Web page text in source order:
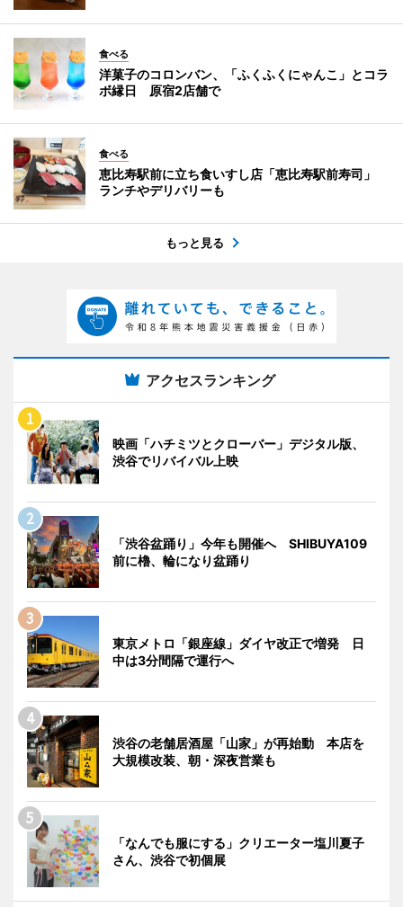
食べる
洋菓子のコロンバン、「ふくふくにゃんこ」とコラ
ボ縁日 原宿2店舗で
食べる
恵比寿駅前に立ち食いすし店「恵比寿駅前寿司」
ランチやデリバリーも
もっと見る
アクセスランキング
映画「ハチミツとクローバー」デジタル版、
渋谷でリバイバル上映
「渋谷盆踊り」今年も開催へ SHIBUYA109
前に櫓、輪になり盆踊り
東京メトロ「銀座線」ダイヤ改正で増発 日
中は3分間隔で運行へ
渋谷の老舗居酒屋「山家」が再始動 本店を
大規模改装、朝・深夜営業も
「なんでも服にする」クリエーター塩川夏子
さん、渋谷で初個展